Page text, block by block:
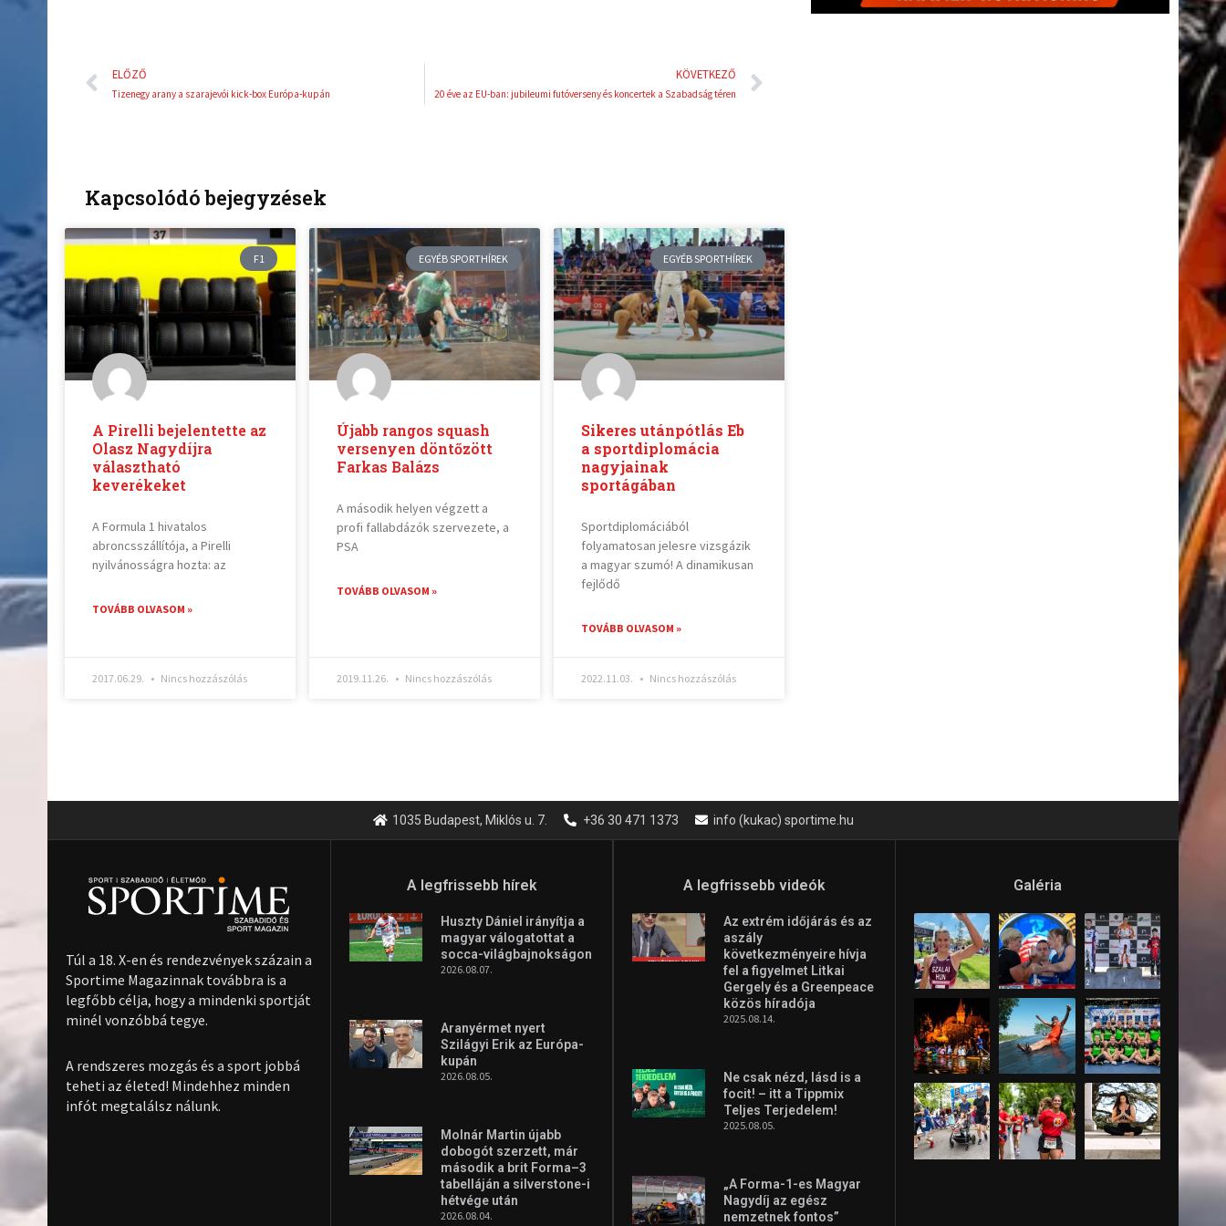
Előző
ELŐZŐ
Tizenegy arany a szarajevói kick-box Európa-kupán
KÖVETKEZŐ
20 éve az EU-ban: jubileumi futóverseny és koncertek a Szabadság téren
Kapcsolódó bejegyzések
F1
A Pirelli bejelentette az
Olasz Nagydíjra
választható
keverékeket
A Formula 1 hivatalos
abroncsszállítója, a Pirelli
nyilvánosságra hozta: az
TOVÁBB OLVASOM »
2017.06.29. Nincs hozzászólás
EGYÉB SPORTHÍREK
Újabb rangos squash
versenyen döntőzött
Farkas Balázs
A második helyen végzett a
profi fallabdázók szervezete, a
PSA
TOVÁBB OLVASOM »
2019.11.26. Nincs hozzászólás
EGYÉB SPORTHÍREK
Sikeres utánpótlás Eb
a sportdiplomácia
nagyjainak
sportágában
Sportdiplomáciából
folyamatosan jelesre vizsgázik
a magyar szumó! A dinamikusan
fejlődő
TOVÁBB OLVASOM »
2022.11.03. Nincs hozzászólás
1035 Budapest, Miklós u. 7. +36 30 471 1373 info (kukac) sportime.hu
Túl a 18. X-en és rendezvények százain a
Sportime Magazinnak továbbra is a
legfőbb célja, hogy a mindenki sportját
minél vonzóbbá tegye.
A rendszeres mozgás és a sport jobbá
teheti az életed! Mindehhez minden
infót megtalálsz nálunk.
A legfrissebb hírek
Huszty Dániel irányítja a
magyar válogatottat a
socca-világbajnokságon
2026.08.07.
Aranyérmet nyert
Szilágyi Erik az Európa-
kupán
2026.08.05.
Molnár Martin újabb
dobogót szerzett, már
második a brit Forma–3
tabelláján a silverstone-i
hétvége után
2026.08.04.
A legfrissebb videók
Az extrém időjárás és az
aszály
következményeire hívja
fel a figyelmet Litkai
Gergely és a Greenpeace
közös híradója
2025.08.14.
Ne csak nézd, lásd is a
focit! – itt a Tippmix
Teljes Terjedelem!
2025.08.05.
„A Forma-1-es Magyar
Nagydíj az egész
nemzetnek fontos”
Galéria